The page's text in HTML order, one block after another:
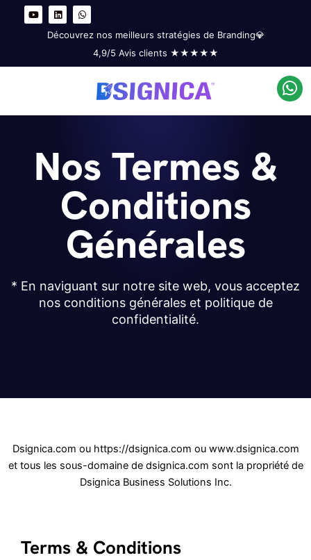
Y
o
u
L
i
n
k
n
W
h
a
t
p
Découvrez nos meilleurs stratégies de Branding💎
4,9/5 Avis clients ★★★★★
Nos Termes &
Conditions
Générales
* En naviguant sur notre site web, vous acceptez
nos conditions générales et politique de
confidentialité.
Dsignica.com ou https://dsignica.com ou www.dsignica.com
et tous les sous-domaine de dsignica.com sont la propriété de
Dsignica Business Solutions Inc.
Terms & Conditions